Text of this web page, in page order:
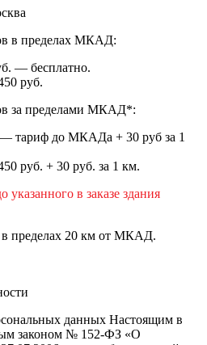
в пределах МКАД:
— бесплатно.
руб.
за пределами МКАД*:
— тариф до МКАДа + 30 руб за 1
руб. + 30 руб. за 1 км.
указанного в заказе здания
в пределах 20 км от МКАД.
данных Настоящим в
законом № 152-ФЗ «О